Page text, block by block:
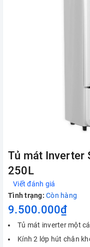
Tủ mát Inverter
250L
Viết đánh giá
Tình trạng: Còn hàng
9.500.000₫
Tủ mát inverter một
Kính 2 lớp hút chân